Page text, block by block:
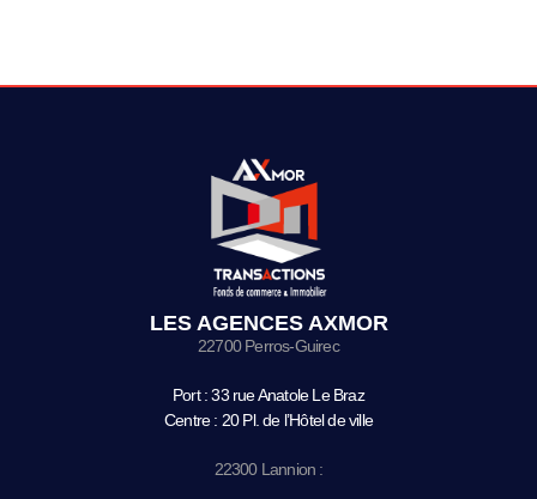
LES AGENCES AXMOR
22700 Perros-Guirec
Port : 33 rue Anatole Le Braz
Centre : 20 Pl. de l’Hôtel de ville
22300 Lannion :